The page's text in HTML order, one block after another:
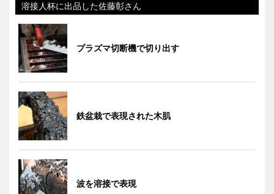
溶接人杯に出品した佐藤彰さん
プラズマ切断機で切り出す
鉄盆栽で表現された木肌
波を溶接で表現